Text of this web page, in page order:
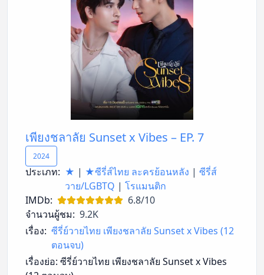
เพียงชลาลัย Sunset x Vibes – EP. 7
2024
ประเภท: ★ | ★ซีรี่ส์ไทย ละครย้อนหลัง | ซีรี่ส์
วาย/LGBTQ | โรแมนติก
IMDb:
6.8/10
จำนวนผู้ชม: 9.2K
เรื่อง: ซีรี่ย์วายไทย เพียงชลาลัย Sunset x Vibes (12
ตอนจบ)
เรื่องย่อ: ซีรี่ย์วายไทย เพียงชลาลัย Sunset x Vibes